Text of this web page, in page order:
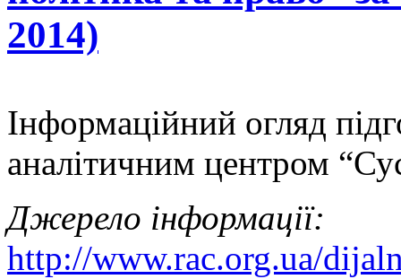
2014)
Інформаційний огляд
аналітичним центром
Джерело інформації:
http://www.rac.org.ua/